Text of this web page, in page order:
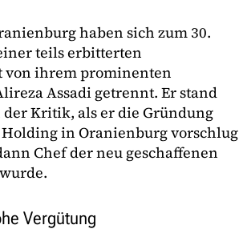
haben sich zum 30.
teils erbitterten
von ihrem prominenten
Assadi getrennt. Er stand
Kritik, als er die Gründung
in Oranienburg vorschlug
Chef der neu geschaffenen
Vergütung